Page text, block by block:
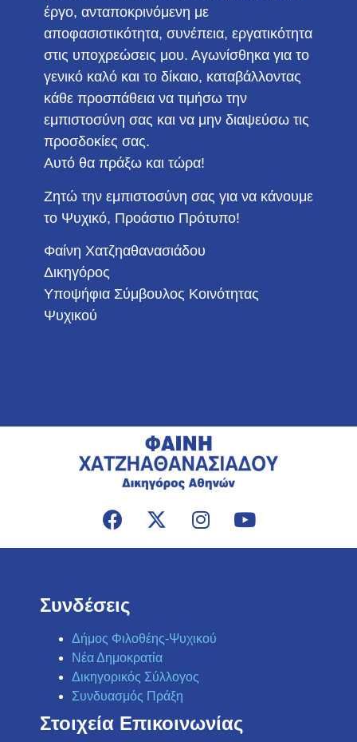
έργο, ανταποκρινόμενη με
αποφασιστικότητα, συνέπεια, εργατικότητα
στις υποχρεώσεις μου. Αγωνίσθηκα για το
γενικό καλό και το δίκαιο, καταβάλλοντας
κάθε προσπάθεια να τιμήσω την
εμπιστοσύνη σας και να μην διαψεύσω τις
προσδοκίες σας.
Αυτό θα πράξω και τώρα!
Ζητώ την εμπιστοσύνη σας για να κάνουμε
το Ψυχικό, Προάστιο Πρότυπο!
Φαίνη Χατζηαθανασιάδου
Δικηγόρος
Υποψήφια Σύμβουλος Κοινότητας
Ψυχικού
Συνδέσεις
Δήμος Φιλοθέης-Ψυχικού
Νέα Δημοκρατία
Δικηγορικός Σύλλογος
Συνδυασμός Πράξη
Στοιχεία Επικοινωνίας